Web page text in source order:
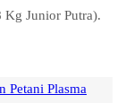
Kg Junior Putra).
Petani Plasma